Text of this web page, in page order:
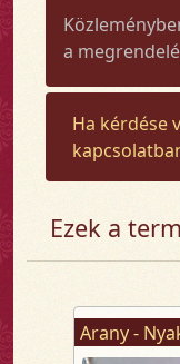
a
Ha kérdése
Ezek a
Arany -